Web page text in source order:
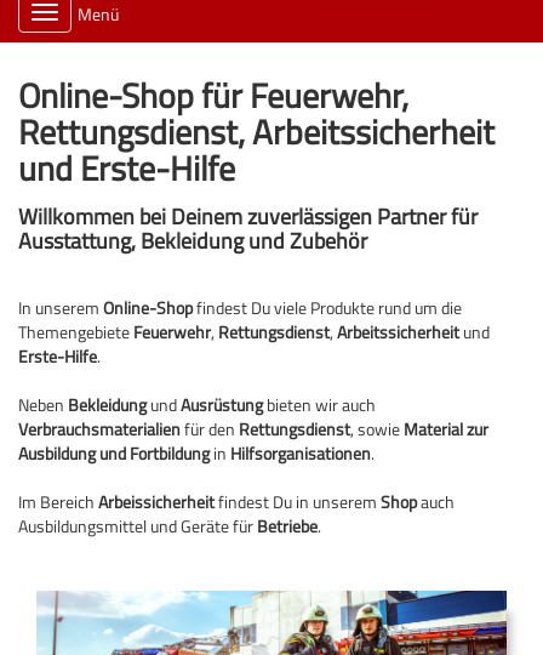
Toggle
navigation
Menü
Online-Shop für Feuerwehr,
Rettungsdienst, Arbeitssicherheit
und Erste-Hilfe
Willkommen bei Deinem zuverlässigen Partner für
Ausstattung, Bekleidung und Zubehör
In unseremOnline-Shopfindest Du viele Produkte rund um die
ThemengebieteFeuerwehr, Rettungsdienst,Arbeitssicherheitund
Erste-Hilfe.
Neben BekleidungundAusrüstungbieten wir auch
Verbrauchsmaterialienfür den Rettungsdienst, sowieMaterial zur
Ausbildung und Fortbildungin Hilfsorganisationen.
Im BereichArbeissicherheitfindest Du in unseremShopauch
Ausbildungsmittel und Geräte fürBetriebe.